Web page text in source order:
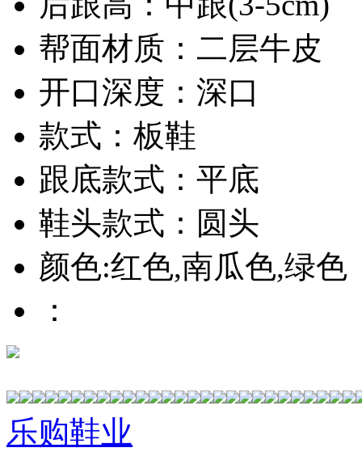
帮面材质：二层牛皮
开口深度：深口
款式：板鞋
跟底款式：平底
鞋头款式：圆头
颜色:红色,南瓜色,绿色
：
乐购鞋业